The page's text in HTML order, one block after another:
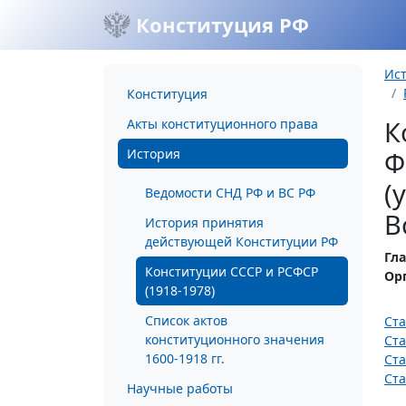
Конституция РФ
Конституция
Акты конституционного права
История
Ведомости СНД РФ и ВС РФ
История принятия
действующей Конституции РФ
Конституции СССР и РСФСР
(1918-1978)
Список актов
конституционного значения
1600-1918 гг.
Научные работы